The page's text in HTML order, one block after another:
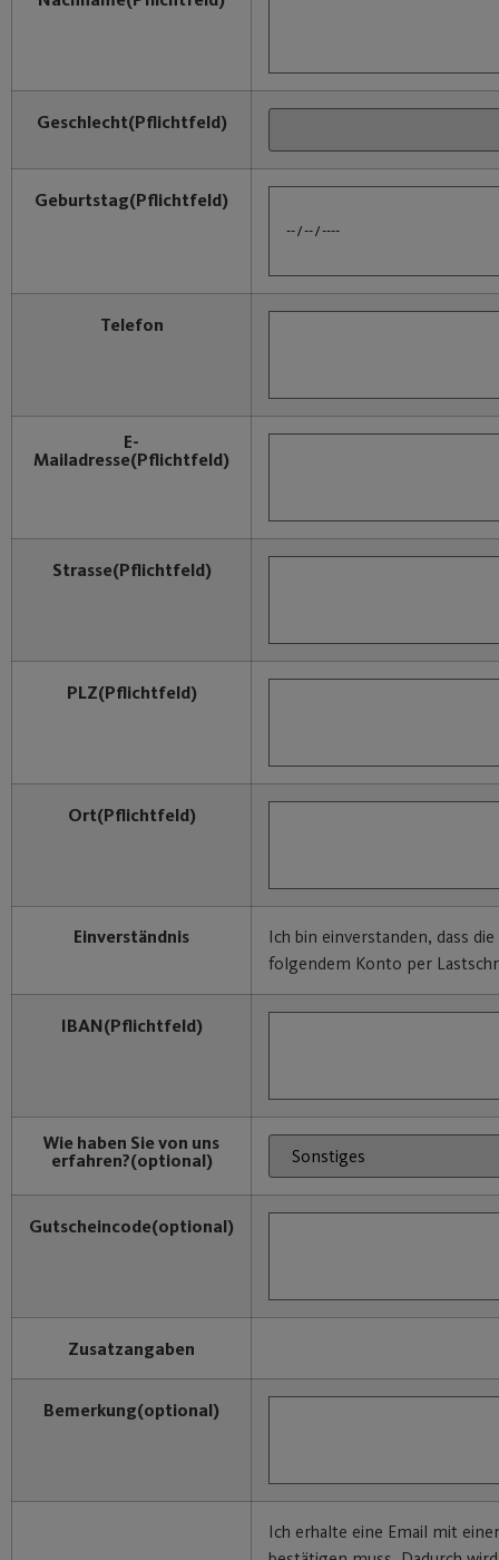
Geschlecht(Pflichtfeld)
Geburtstag(Pflichtfeld)
Telefon
E-
Mailadresse(Pflichtfeld)
Strasse(Pflichtfeld)
PLZ(Pflichtfeld)
Ort(Pflichtfeld)
Einverständnis
Ich bin einverstanden, dass
folgendem Konto per
IBAN(Pflichtfeld)
Wie haben Sie von uns
erfahren?(optional)
Gutscheincode(optional)
Zusatzangaben
Bemerkung(optional)
Ich erhalte eine Email mit